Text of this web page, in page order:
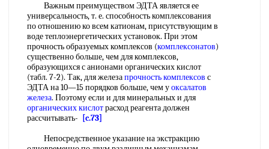
Важным преимуществом ЭДТА является ее
универсальность, т. е. способность комплексования
по отношению ко всем катионам, присутствующим в
воде теплоэнергетических установок. При этом
прочность образуемых комплексов (комплексонатов)
существенно больше, чем для комплексов,
образующихся с анионами органических кислот
(табл. 7-2). Так, для железапрочность комплексов с
ЭДТА на 10—15 порядков больше, чем уоксалатов
железа. Поэтому если и для минеральных и для
органических кислотрасход реагента должен
рассчитывать-
[c.73]
Непосредственное указание на экстракцию